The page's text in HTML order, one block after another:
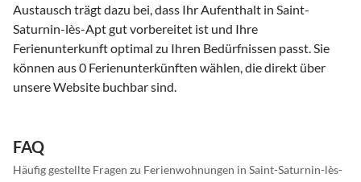
Austausch trägt dazu bei, dass Ihr Aufenthalt in Saint-
Saturnin-lès-Apt gut vorbereitet ist und Ihre
Ferienunterkunft optimal zu Ihren Bedürfnissen passt. Sie
können aus 0 Ferienunterkünften wählen, die direkt über
unsere Website buchbar sind.
FAQ
Häufig gestellte Fragen zu Ferienwohnungen in Saint-Saturnin-lès-